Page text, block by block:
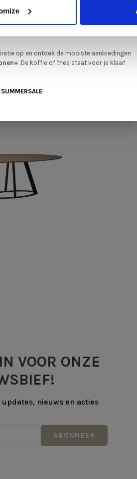
PRODUCTEN
VOOR ONZE
nieuws en acties
ABONNEER
geheel naar wens samen te stellen,
uitstraling die je van Snip Wonen+ mag
op en ontdek de mooiste aanbiedingen
. De koffie of thee staat voor je klaar!